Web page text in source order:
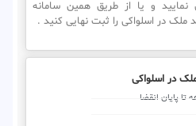
و یا از طریق همین سامانه
در اسلواکی را ثبت نهایی کنید .
در اسلواکی